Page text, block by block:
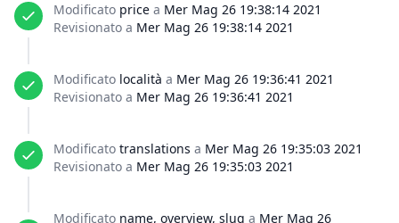
Modificato price a Mer Mag 26 19:38:14 2021
Revisionato a Mer Mag 26 19:38:14 2021
Modificato località a Mer Mag 26 19:36:41 2021
Revisionato a Mer Mag 26 19:36:41 2021
Modificato translations a Mer Mag 26 19:35:03 2021
Revisionato a Mer Mag 26 19:35:03 2021
Modificato name, overview, slug a Mer Mag 26